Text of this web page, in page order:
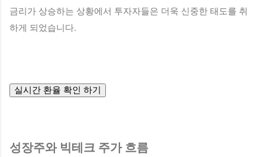
금리가 상승하는 상황에서 투자자들은 더욱 신중한 태도를 취
하게 되었습니다.
실시간 환율 확인 하기
성장주와 빅테크 주가 흐름